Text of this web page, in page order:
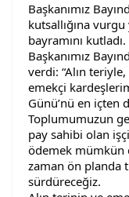
Başkanımız
kutsallığına
bayramını kutladı.
Başkanımız
verdi: “Alın
emekçi
Günü’nü en
Toplumumuzun
pay sahibi olan
ödemek mümkün
zaman ön planda
sürdüreceğiz.